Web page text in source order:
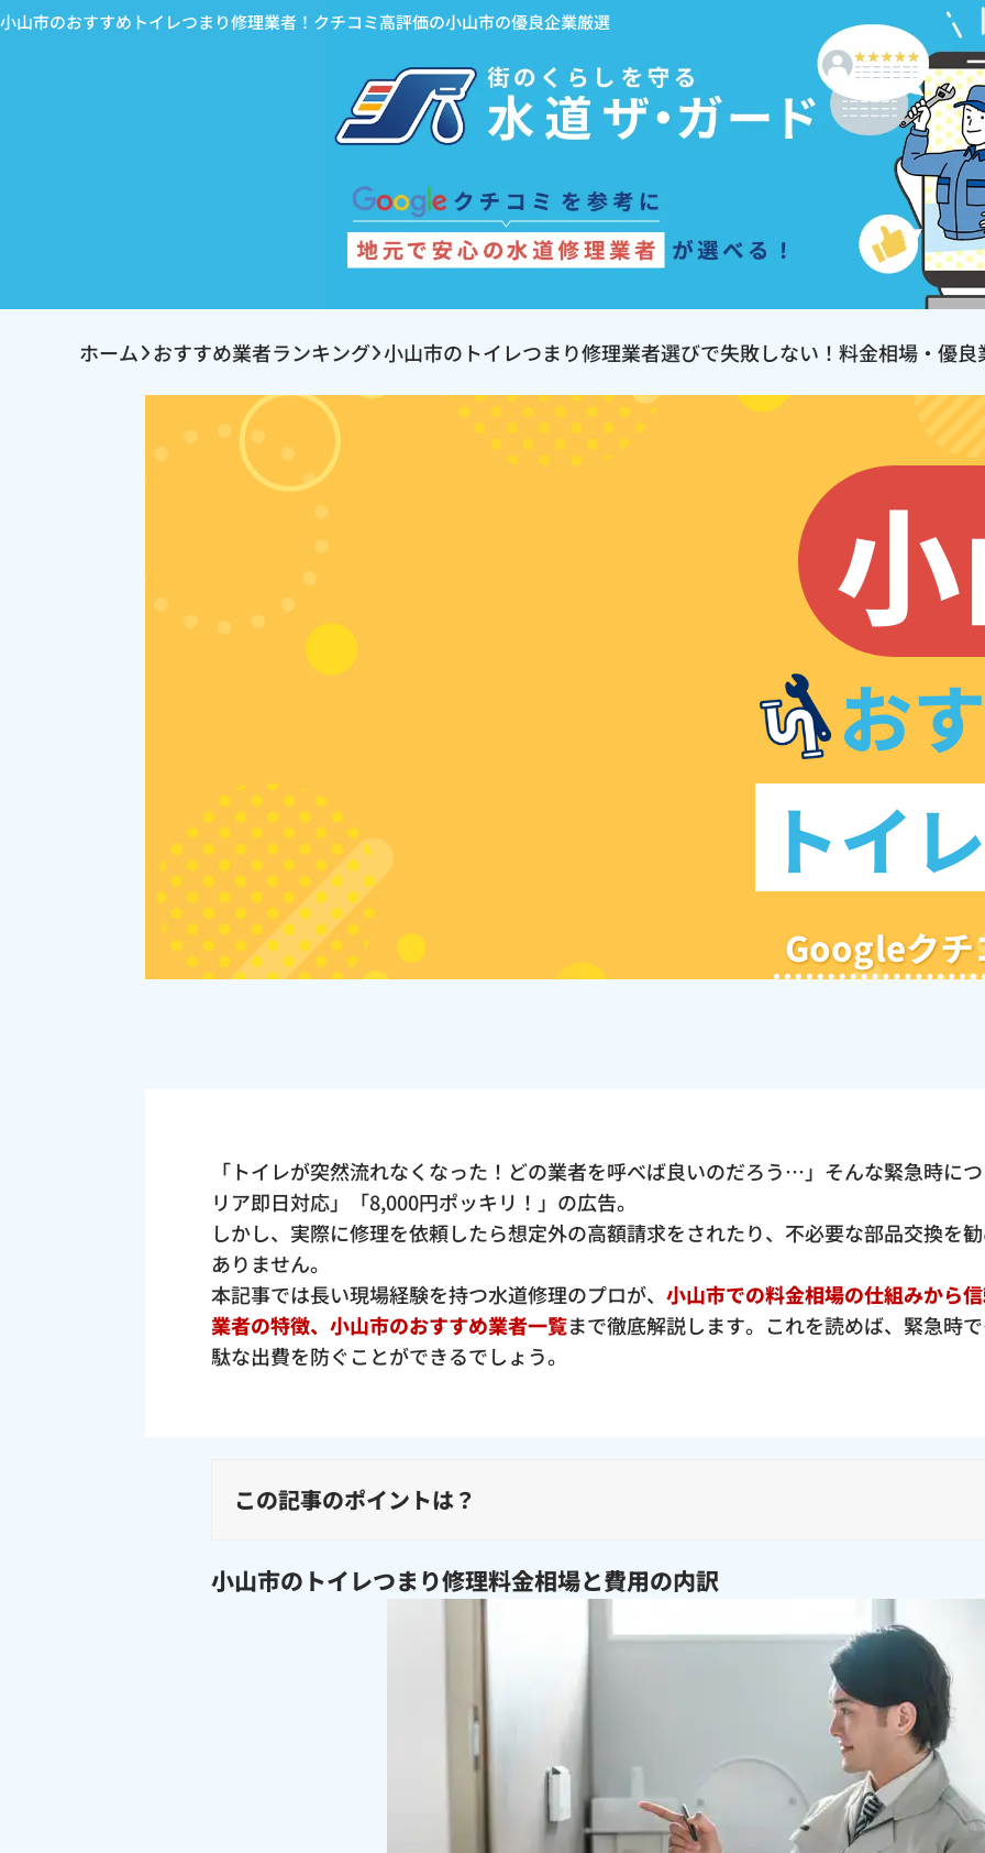
小山市のおすすめトイレつまり修理業者！クチコミ高評価の小山市の優良企業厳選
ホーム おすすめ業者ランキング 小山市のトイレつまり修理業者選びで失敗しない！料金相場・優
お
トイ
Googleクチ
「トイレが突然流れなくなった！どの業者を呼べば良いのだろう…」そんな緊急時に
リア即日対応」「8,000円ポッキリ！」の広告。
しかし、実際に修理を依頼したら想定外の高額請求をされたり、不必要な部品交換を
ありません。
本記事では長い現場経験を持つ水道修理のプロが、 小山市での料金相場の仕組みから
業者の特徴、小山市のおすすめ業者一覧まで徹底解説します。これを読めば、緊急時
駄な出費を防ぐことができるでしょう。
この記事のポイントは？
小山市のトイレつまり修理料金相場と費用の内訳